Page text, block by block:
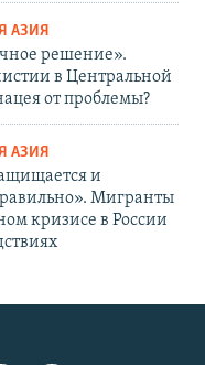
АЗИЯ
решение».
в Центральной
от проблемы?
АЗИЯ
и
Мигранты
кризисе в России